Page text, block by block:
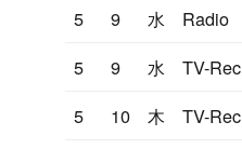
5
9 水 Radio
5
9 水 TV-Rec
5
10 木 TV-Rec